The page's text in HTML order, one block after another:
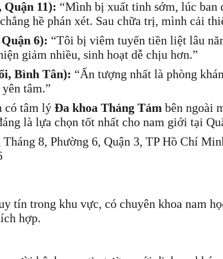
Quận 11): “Mình bị xuất tinh sớm, lúc ban
hề phán xét. Sau chữa trị, mình cải
6): “Tôi bị viêm tuyến tiền liệt lâu
giảm nhiều, sinh hoạt dễ chịu hơn.”
Bình Tân): “Ấn tượng nhất là phòng
tâm.”
có tâm lý Đa khoa Tháng Tám bên ngoài
là lựa chọn tốt nhất cho nam giới tại
8, Phường 6, Quận 3, TP Hồ Chí
tín trong khu vực, có chuyên khoa nam
hợp.